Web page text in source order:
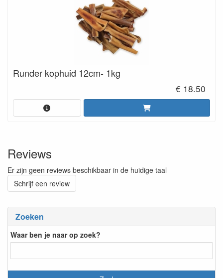
Zoeken
Waar ben je naar op zoek?
Runder kophuid 12cm- 1kg
€ 18.50
Reviews
Er zijn geen reviews beschikbaar in de huidige taal
Schrijf een review